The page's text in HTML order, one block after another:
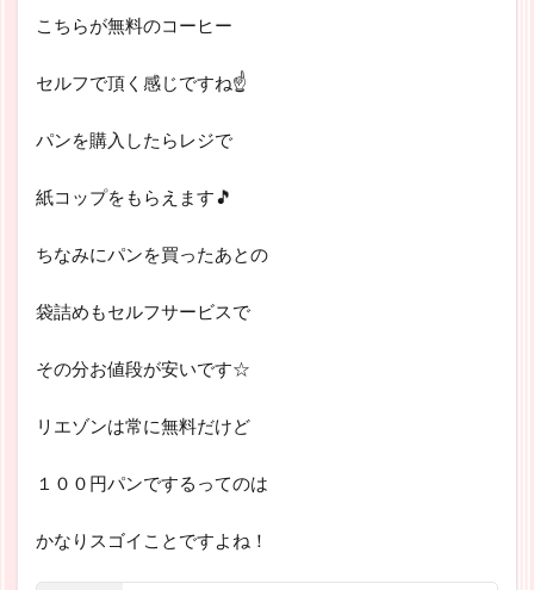
こちらが無料のコーヒー
セルフで頂く感じですね☝
パンを購入したらレジで
紙コップをもらえます🎵
ちなみにパンを買ったあとの
袋詰めもセルフサービスで
その分お値段が安いです☆
リエゾンは常に無料だけど
１００円パンでするってのは
かなりスゴイことですよね！